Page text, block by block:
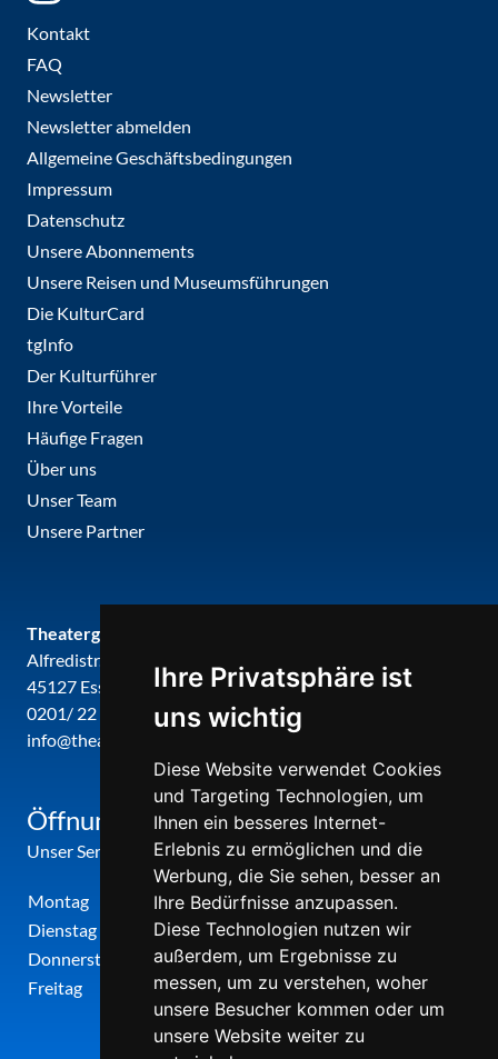
Ihre Privatsphäre ist
uns wichtig
Diese Website verwendet Cookies
und Targeting Technologien, um
Ihnen ein besseres Internet-
Erlebnis zu ermöglichen und die
Werbung, die Sie sehen, besser an
Ihre Bedürfnisse anzupassen.
Diese Technologien nutzen wir
außerdem, um Ergebnisse zu
messen, um zu verstehen, woher
unsere Besucher kommen oder um
unsere Website weiter zu
Kontakt
FAQ
Newsletter
Newsletter abmelden
Allgemeine Geschäftsbedingungen
Impressum
Datenschutz
Unsere Abonnements
Unsere Reisen und Museumsführungen
Die KulturCard
tgInfo
Der Kulturführer
Ihre Vorteile
Häufige Fragen
Über uns
Unser Team
Unsere Partner
Theatergemeinde metropole ruhr
Alfredistr. 32
45127 Essen
0201/ 22 22 29
info@theatergemeinde-metropole-ruhr.de
Öffnungszeiten
Unser Service-Center ist zu folgenden Zeiten geöffnet
Montag
12:00 Uhr - 17:00 Uhr
Dienstag
09:00 Uhr - 12:00 Uhr
Donnerstag
09:00 Uhr - 12:00 Uhr
Freitag
09:00 Uhr - 12:00 Uhr